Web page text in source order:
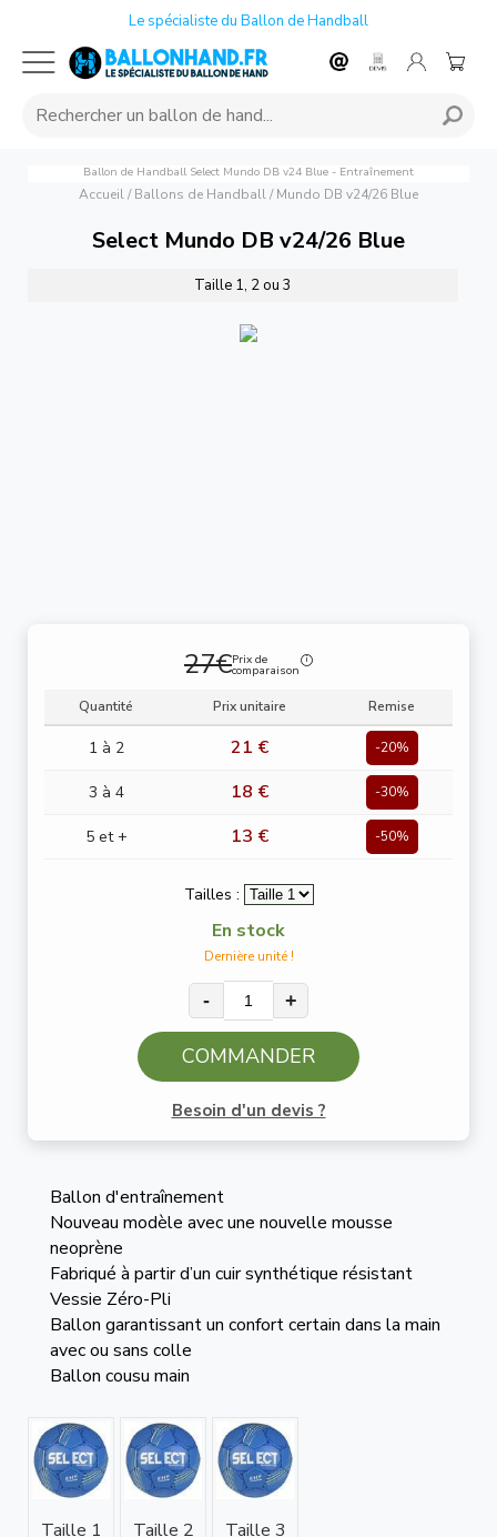
Le spécialiste du Ballon de Handball
Ballon de Handball Select Mundo DB v24 Blue - Entraînement
Accueil/ Ballons de Handball/ Mundo DB v24/26 Blue
Select Mundo DB v24/26 Blue
Taille 1, 2 ou 3
27€Prix de
comparaison
Quantité Prix unitaire Remise
1 à 2 21 € -20%
3 à 4 18 € -30%
5 et + 13 € -50%
Tailles :
En stock
Dernière unité !
- +
COMMANDER
Besoin d'un devis ?
Ballon d'entraînement
Nouveau modèle avec une nouvelle mousse
neoprène
Fabriqué à partir d’un cuir synthétique résistant
Vessie Zéro-Pli
Ballon garantissant un confort certain dans la main
avec ou sans colle
Ballon cousu main
Taille 1 Taille 2 Taille 3